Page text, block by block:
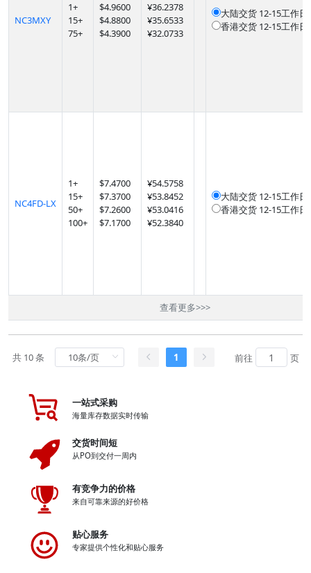
NC3MXY
1+
15+
75+
$4.9600
$4.8800
$4.3900
¥36.2378
¥35.6533
¥32.0733
大陆交货 12-15工作日
香港交货 12-15工作日
NC4FD-LX
1+
15+
50+
100+
$7.4700
$7.3700
$7.2600
$7.1700
¥54.5758
¥53.8452
¥53.0416
¥52.3840
大陆交货 12-15工作日
香港交货 12-15工作日
查看更多>>>
共 10 条 1 前往 页
一站式采购
海量库存数据实时传输
交货时间短
从PO到交付一周内
有竞争力的价格
来自可靠来源的好价格
贴心服务
专家提供个性化和贴心服务